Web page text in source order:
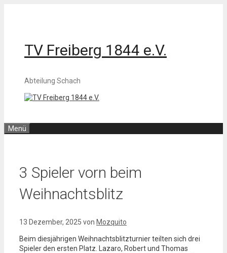
TV Freiberg 1844 e.V.
Abteilung Schach
Menü
3 Spieler vorn beim
Weihnachtsblitz
13 Dezember, 2025 von Mozquito
Beim diesjährigen Weihnachtsblitzturnier teilten sich drei
Spieler den ersten Platz. Lazaro, Robert und Thomas